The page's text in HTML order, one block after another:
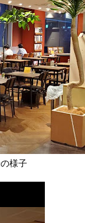
様子